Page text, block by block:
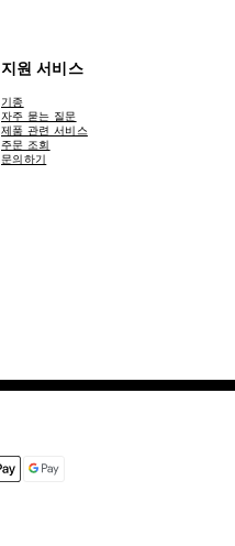
지원 서비스
기종
자주 묻는 질문
제품 관련 서비스
주문 조회
문의하기